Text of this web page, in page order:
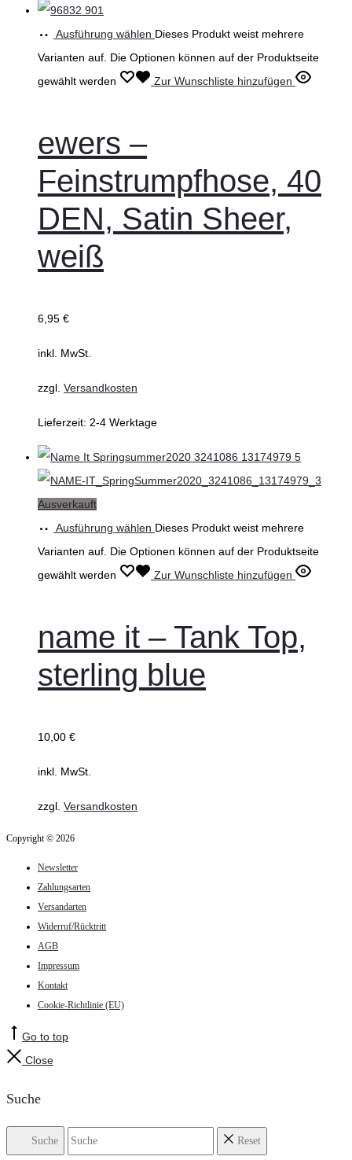
Ausführung wählen Dieses Produkt weist mehrere
Varianten auf. Die Optionen können auf der Produktseite
gewählt werden
Zur Wunschliste hinzufügen
ewers –
Feinstrumpfhose, 40
DEN, Satin Sheer,
weiß
6,95 €
inkl. MwSt.
zzgl. Versandkosten
Lieferzeit: 2-4 Werktage
Ausverkauft
Ausführung wählen Dieses Produkt weist mehrere
Varianten auf. Die Optionen können auf der Produktseite
gewählt werden
Zur Wunschliste hinzufügen
name it – Tank Top,
sterling blue
10,00 €
inkl. MwSt.
zzgl. Versandkosten
Copyright © 2026
Newsletter
Zahlungsarten
Versandarten
Widerruf/Rücktritt
AGB
Impressum
Kontakt
Cookie-Richtlinie (EU)
Go to top
Close
Suche
Suche Reset